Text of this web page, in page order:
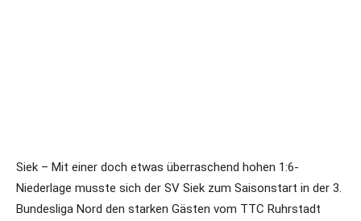
Siek – Mit einer doch etwas überraschend hohen 1:6-
Niederlage musste sich der SV Siek zum Saisonstart in der 3.
Bundesliga Nord den starken Gästen vom TTC Ruhrstadt